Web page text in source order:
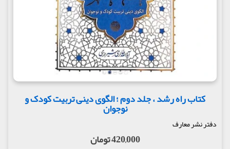
کتاب راه رشد ، جلد دوم ؛ الگوی دینی تربیت کودک و
نوجوان
دفتر نشر معارف
420,000 تومان